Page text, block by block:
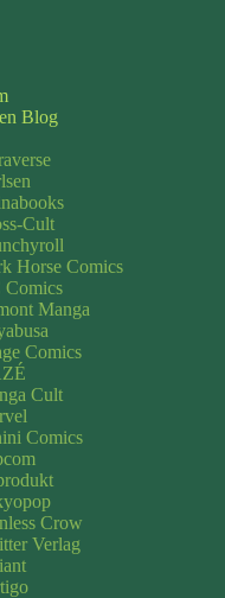
Blog
Cult
Horse Comics
Comics
Manga
Comics
Cult
Comics
Crow
Verlag